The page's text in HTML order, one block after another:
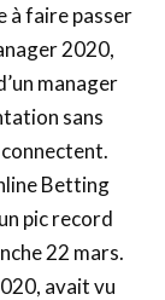
à faire passer
2020,
manager
sans
Betting
pic record
22 mars.
avait vu